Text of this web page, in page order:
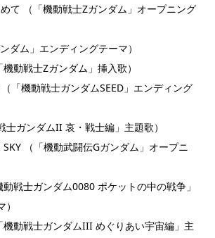
て （「機動戦士Ζガンダム」オープニング
ダム」エンディングテーマ）
動戦士Ζガンダム」挿入歌）
「機動戦士ガンダムSEED」エンディング
士ガンダムII 哀・戦士編」主題歌）
（「機動武闘伝Gガンダム」オープニ
戦士ガンダム0080 ポケットの中の戦争」
機動戦士ガンダムIII めぐりあい宇宙編」主